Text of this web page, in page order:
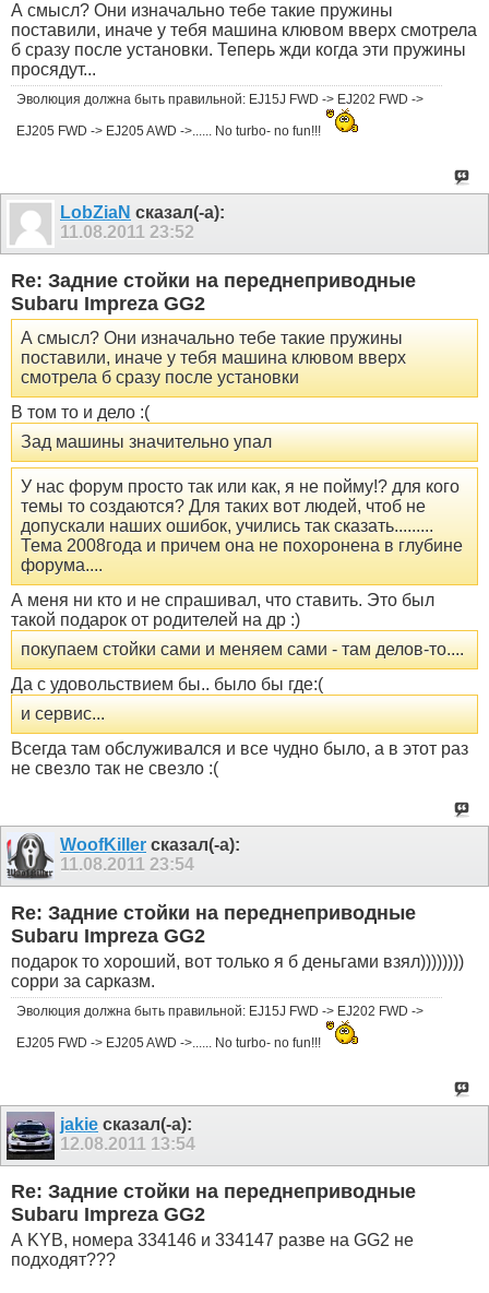
А смысл? Они изначально тебе такие пружины
поставили, иначе у тебя машина клювом вверх смотрела
б сразу после установки. Теперь жди когда эти пружины
просядут...
Эволюция должна быть правильной: EJ15J FWD -> EJ202 FWD ->
EJ205 FWD -> EJ205 AWD ->...... No turbo- no fun!!!
LobZiaN сказал(-а):
11.08.2011 23:52
Re: Задние стойки на переднеприводные
Subaru Impreza GG2
А смысл? Они изначально тебе такие пружины
поставили, иначе у тебя машина клювом вверх
смотрела б сразу после установки
В том то и дело :(
Зад машины значительно упал
У нас форум просто так или как, я не пойму!? для кого
темы то создаются? Для таких вот людей, чтоб не
допускали наших ошибок, учились так сказать.........
Тема 2008года и причем она не похоронена в глубине
форума....
А меня ни кто и не спрашивал, что ставить. Это был
такой подарок от родителей на др :)
покупаем стойки сами и меняем сами - там делов-то....
Да с удовольствием бы.. было бы где:(
и сервис...
Всегда там обслуживался и все чудно было, а в этот раз
не свезло так не свезло :(
WoofKiller сказал(-а):
11.08.2011 23:54
Re: Задние стойки на переднеприводные
Subaru Impreza GG2
подарок то хороший, вот только я б деньгами взял))))))))
сорри за сарказм.
Эволюция должна быть правильной: EJ15J FWD -> EJ202 FWD ->
EJ205 FWD -> EJ205 AWD ->...... No turbo- no fun!!!
jakie сказал(-а):
12.08.2011 13:54
Re: Задние стойки на переднеприводные
Subaru Impreza GG2
А KYB, номера 334146 и 334147 разве на GG2 не
подходят???